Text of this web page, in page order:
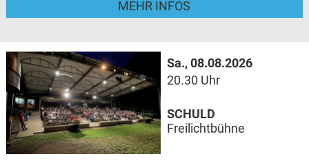
MEHR INFOS
Sa., 08.08.2026
20.30 Uhr
SCHULD
Freilichtbühne